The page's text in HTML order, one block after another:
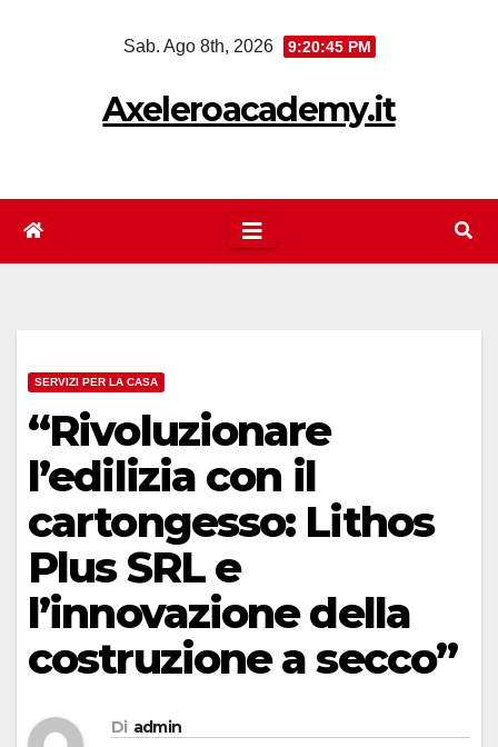
Sab. Ago 8th, 2026 9:20:46 PM
Axeleroacademy.it
SERVIZI PER LA CASA
“Rivoluzionare
l’edilizia con il
cartongesso: Lithos
Plus SRL e
l’innovazione della
costruzione a secco”
Di admin